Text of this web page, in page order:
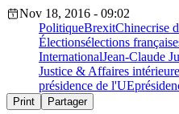
Nov 18, 2016 - 09:02
PolitiqueBrexitChinecrise
Électionsélections
InternationalJean-Claude
Justice & Affaires
présidence de l'UE
Print Partager